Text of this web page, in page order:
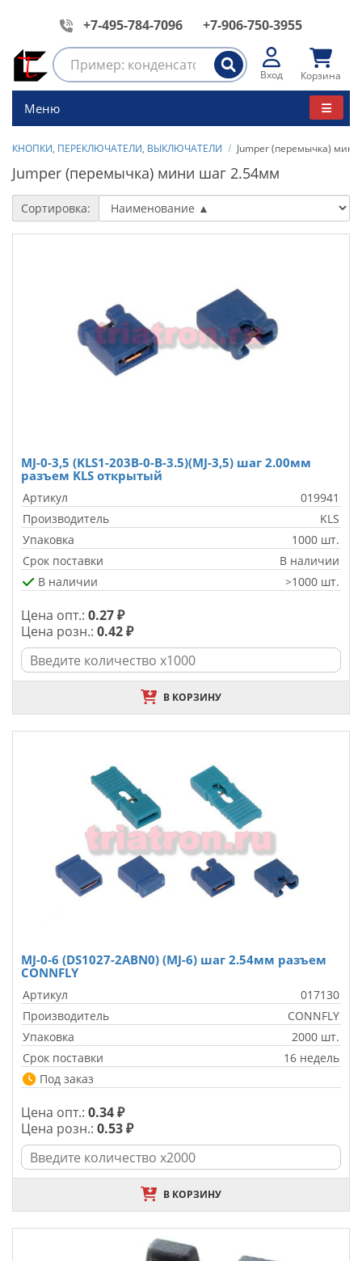
+7-495-784-7096 +7-906-750-3955
Вход Корзина
Меню
КНОПКИ, ПЕРЕКЛЮЧАТЕЛИ, ВЫКЛЮЧАТЕЛИ Jumper (перемычка)
Jumper (перемычка) мини шаг 2.54мм
Сортировка:
MJ-0-3,5 (KLS1-203B-0-B-3.5)(MJ-3,5) шаг 2.00мм
разъем KLS открытый
Артикул
019941
Производитель
KLS
Упаковка
1000 шт.
Срок поставки
В наличии
В наличии
>1000 шт.
Цена опт.: 0.27 ₽
Цена розн.: 0.42 ₽
В КОРЗИНУ
MJ-0-6 (DS1027-2ABN0) (MJ-6) шаг 2.54мм разъем
CONNFLY
Артикул
017130
Производитель
CONNFLY
Упаковка
2000 шт.
Срок поставки
16 недель
Под заказ
Цена опт.: 0.34 ₽
Цена розн.: 0.53 ₽
В КОРЗИНУ